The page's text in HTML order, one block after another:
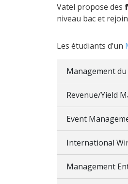
Vatel propose des
niveau bac et
Les étudiants d’un
Management du
Revenue/Yield
Event
International
Management